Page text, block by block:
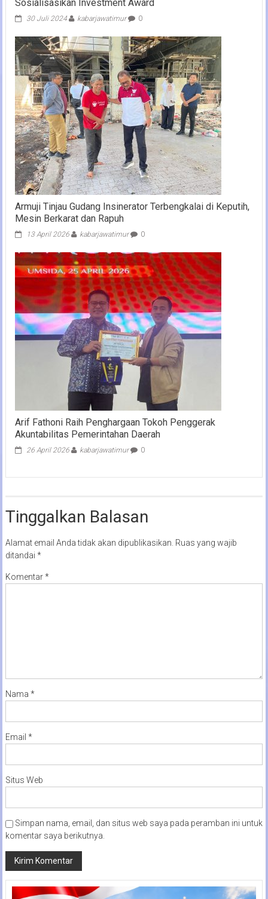
Sosialisasikan Investment Award
30 Juli 2024 kabarjawatimur 0
Armuji Tinjau Gudang Insinerator Terbengkalai di Keputih,
Mesin Berkarat dan Rapuh
13 April 2026 kabarjawatimur 0
Arif Fathoni Raih Penghargaan Tokoh Penggerak
Akuntabilitas Pemerintahan Daerah
26 April 2026 kabarjawatimur 0
Tinggalkan Balasan
Alamat email Anda tidak akan dipublikasikan. Ruas yang wajib
ditandai *
Komentar*
Nama *
Email *
Situs Web
Simpan nama, email, dan situs web saya pada peramban ini untuk
komentar saya berikutnya.